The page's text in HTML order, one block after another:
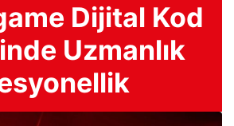
Dijital Kod
Uzmanlık